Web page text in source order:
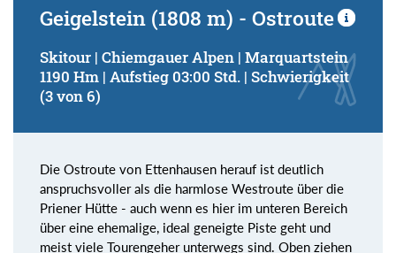
Geigelstein (1808 m) - Ostroute
Skitour | Chiemgauer Alpen | Marquartstein
1190 Hm | Aufstieg 03:00 Std. | Schwierigkeit
(3 von 6)
Die Ostroute von Ettenhausen herauf ist deutlich
anspruchsvoller als die harmlose Westroute über die
Priener Hütte - auch wenn es hier im unteren Bereich
über eine ehemalige, ideal geneigte Piste geht und
meist viele Tourengeher unterwegs sind. Oben ziehen